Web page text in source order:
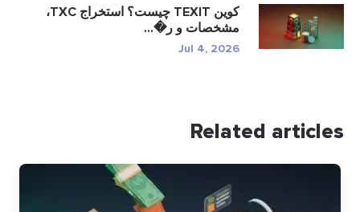
کوین TEXIT چیست؟ استخراج TXC،
مشخصات و ر�...
Jul 4, 2026
Related articles